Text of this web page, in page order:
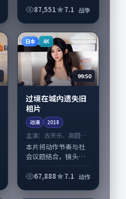
影，由文牧野执导，
演员亦参与重要戏
份。故事围绕当代都...
87,551 7.1 战争
日本 4K
99:50
过境在城内遗失旧
相片
动漫 2018
主演： 古天乐、高圆圆
等
本片将动作节奏与社
会议题结合，镜头语
《过境在城内遗失旧
67,888 7.1 动作